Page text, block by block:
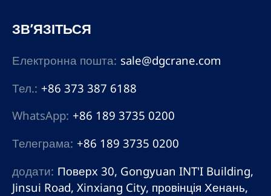
ЗВ’ЯЗІТЬСЯ
Електронна пошта: sale@dgcrane.com
Тел.: +86 373 387 6188
WhatsApp: +86 189 3735 0200
Телеграма: +86 189 3735 0200
додати: Поверх 30, Gongyuan INT'I Building,
Jinsui Road, Xinxiang City, провінція Хенань,